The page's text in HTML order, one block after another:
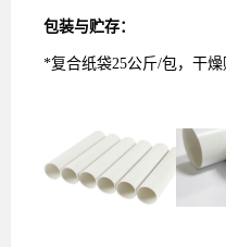
包装与贮存：
*复合纸袋25公斤/包，干燥